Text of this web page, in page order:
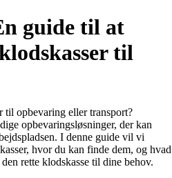
guide til at
til
til opbevaring eller transport?
opbevaringsløsninger, der kan
I denne guide vil vi
hvor du kan finde dem, og hvad
rette klodskasse til dine behov.